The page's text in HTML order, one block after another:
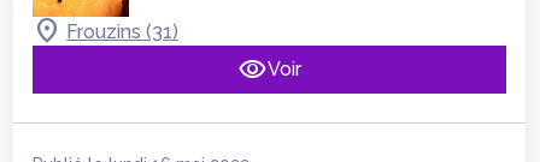
Frouzins (31)
Voir